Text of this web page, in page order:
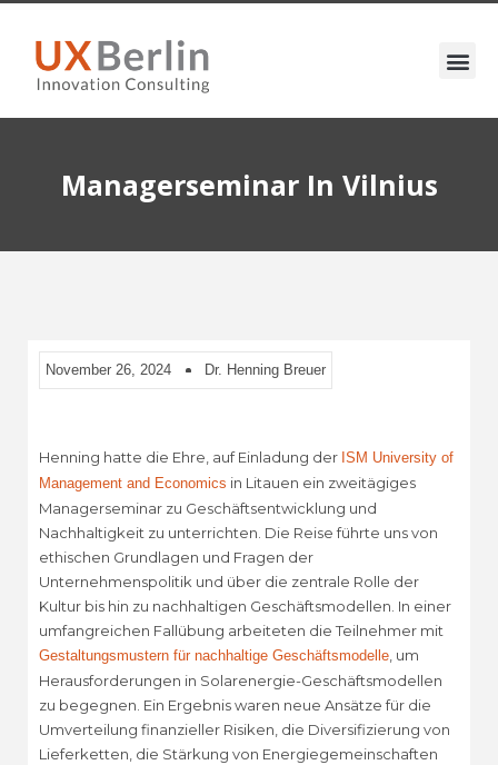
Managerseminar In Vilnius
November 26, 2024 Dr. Henning Breuer
Henning hatte die Ehre, auf Einladung der ISM University of
Management and Economics in Litauen ein zweitägiges
Managerseminar zu Geschäftsentwicklung und
Nachhaltigkeit zu unterrichten. Die Reise führte uns von
ethischen Grundlagen und Fragen der
Unternehmenspolitik und über die zentrale Rolle der
Kultur bis hin zu nachhaltigen Geschäftsmodellen. In einer
umfangreichen Fallübung arbeiteten die Teilnehmer mit
Gestaltungsmustern für nachhaltige Geschäftsmodelle , um
Herausforderungen in Solarenergie-Geschäftsmodellen
zu begegnen. Ein Ergebnis waren neue Ansätze für die
Umverteilung finanzieller Risiken, die Diversifizierung von
Lieferketten, die Stärkung von Energiegemeinschaften